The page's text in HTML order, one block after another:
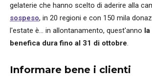
gelaterie che hanno scelto di aderire alla
sospeso, in 20 regioni e con 150 mila
l'estate è... in allontanamento, quest'anno la
benefica dura fino al 31 di ottobre.
Informare bene i clienti